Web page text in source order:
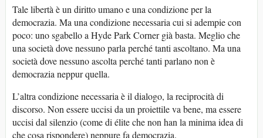
Tale libertà è un diritto umano e una condizione per la
democrazia. Ma una condizione necessaria cui si adempie con
poco: uno sgabello a Hyde Park Corner già basta. Meglio che
una società dove nessuno parla perché tanti ascoltano. Ma una
società dove nessuno ascolta perché tanti parlano non è
democrazia neppur quella.
L’altra condizione necessaria è il dialogo, la reciprocità di
discorso. Non essere uccisi da un proiettile va bene, ma essere
uccisi dal silenzio (come di élite che non han la minima idea di
che cosa rispondere) neppure fa democrazia.